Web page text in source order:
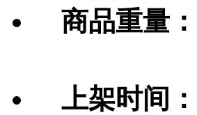
商品重量：
上架时间：